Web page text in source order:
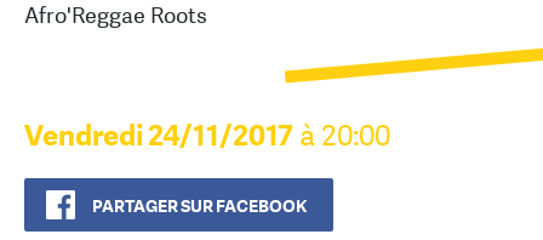
Afro'Reggae Roots
Vendredi 24/11/2017 à 20:00
PARTAGER SUR FACEBOOK